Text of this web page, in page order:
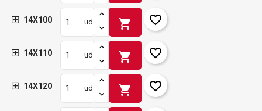
14X100 ud shopping_cart favorite_border
14X110 ud shopping_cart favorite_border
14X120 ud shopping_cart favorite_border